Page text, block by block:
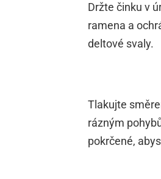
Držte činku v
ramena a
deltové svaly.
Tlakujte
rázným
pokrčené,